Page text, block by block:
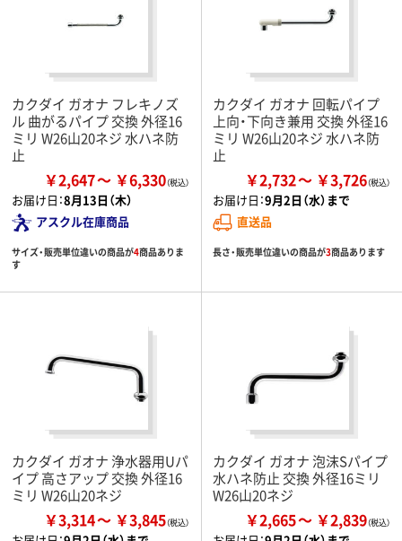
カクダイ ガオナ フレキノズ
ル 曲がるパイプ 交換 外径16
ミリ W26山20ネジ 水ハネ防
止
￥2,647 ￥6,330
お届け日：8月13日（木）
アスクル在庫商品
サイズ・販売単位違いの商品が4商品ありま
す
カクダイ ガオナ 回転パイプ
上向・下向き兼用 交換 外径16
ミリ W26山20ネジ 水ハネ防
止
￥2,732 ￥3,726
お届け日：9月2日（水）まで
直送品
長さ・販売単位違いの商品が3商品あります
カクダイ ガオナ 浄水器用Uパ
イプ 高さアップ 交換 外径16
ミリ W26山20ネジ
￥3,314 ￥3,845
カクダイ ガオナ 泡沫Sパイプ
水ハネ防止 交換 外径16ミリ
W26山20ネジ
￥2,665 ￥2,839